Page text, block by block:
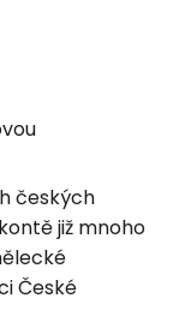
českých
již mnoho
České